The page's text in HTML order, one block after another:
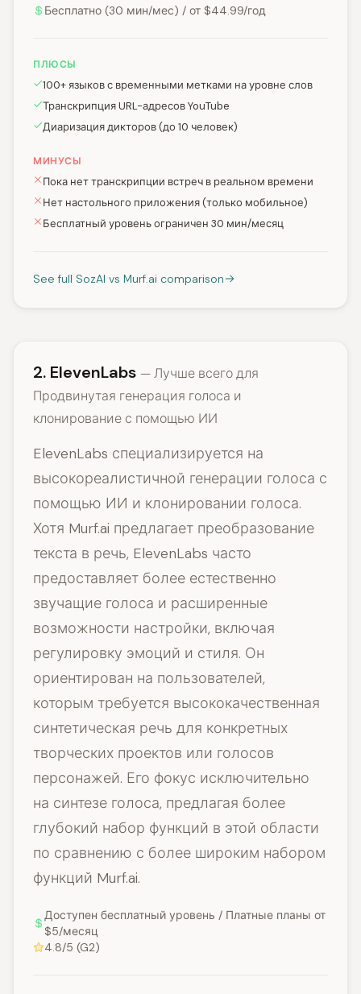
Бесплатно (30 мин/мес) / от $44.99/год
ПЛЮСЫ
100+ языков с временными метками на уровне слов
Транскрипция URL-адресов YouTube
Диаризация дикторов (до 10 человек)
МИНУСЫ
Пока нет транскрипции встреч в реальном времени
Нет настольного приложения (только мобильное)
Бесплатный уровень ограничен 30 мин/месяц
See full SozAI vs Murf.ai comparison
2. ElevenLabs — Лучше всего для
Продвинутая генерация голоса и
клонирование с помощью ИИ
ElevenLabs специализируется на
высокореалистичной генерации голоса с
помощью ИИ и клонировании голоса.
Хотя Murf.ai предлагает преобразование
текста в речь, ElevenLabs часто
предоставляет более естественно
звучащие голоса и расширенные
возможности настройки, включая
регулировку эмоций и стиля. Он
ориентирован на пользователей,
которым требуется высококачественная
синтетическая речь для конкретных
творческих проектов или голосов
персонажей. Его фокус исключительно
на синтезе голоса, предлагая более
глубокий набор функций в этой области
по сравнению с более широким набором
функций Murf.ai.
Доступен бесплатный уровень / Платные планы от
$5/месяц
4.8/5 (G2)